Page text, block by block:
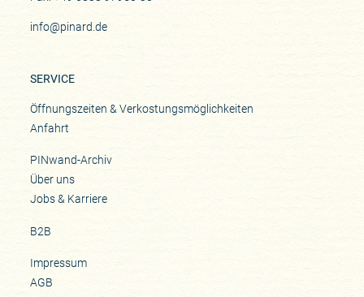
info@pinard.de
SERVICE
Öffnungszeiten & Verkostungsmöglichkeiten
Anfahrt
PINwand-Archiv
Über uns
Jobs & Karriere
B2B
Impressum
AGB